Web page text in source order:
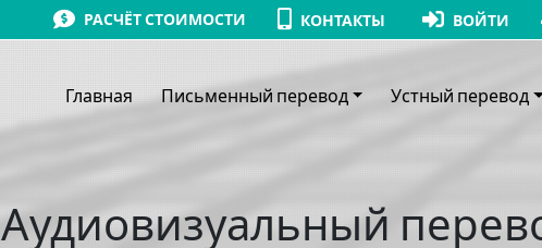
РАСЧЁТ СТОИМОСТИ КОНТАКТЫ ВОЙТИ
Главная Письменный перевод Устный перевод
Аудиовизуальный